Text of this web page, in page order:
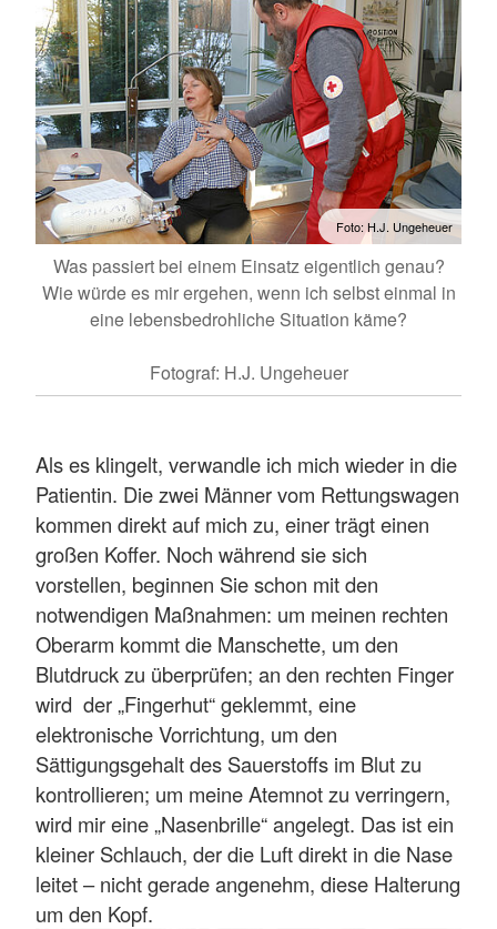
Foto: H.J. Ungeheuer
Was passiert bei einem Einsatz eigentlich genau?
Wie würde es mir ergehen, wenn ich selbst einmal in
eine lebensbedrohliche Situation käme?
Fotograf: H.J. Ungeheuer
Als es klingelt, verwandle ich mich wieder in die
Patientin. Die zwei Männer vom Rettungswagen
kommen direkt auf mich zu, einer trägt einen
großen Koffer. Noch während sie sich
vorstellen, beginnen Sie schon mit den
notwendigen Maßnahmen: um meinen rechten
Oberarm kommt die Manschette, um den
Blutdruck zu überprüfen; an den rechten Finger
wird der „Fingerhut“ geklemmt, eine
elektronische Vorrichtung, um den
Sättigungsgehalt des Sauerstoffs im Blut zu
kontrollieren; um meine Atemnot zu verringern,
wird mir eine „Nasenbrille“ angelegt. Das ist ein
kleiner Schlauch, der die Luft direkt in die Nase
leitet – nicht gerade angenehm, diese Halterung
um den Kopf.